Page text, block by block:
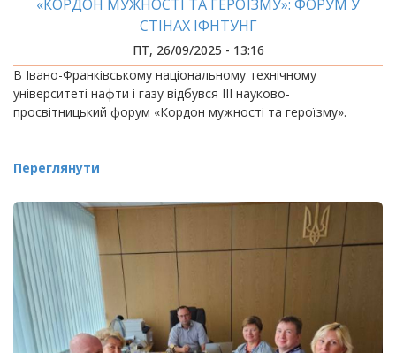
«КОРДОН МУЖНОСТІ ТА ГЕРОЇЗМУ»: ФОРУМ У
СТІНАХ ІФНТУНГ
ПТ, 26/09/2025 - 13:16
В Івано-Франківському національному технічному
університеті нафти і газу відбувся ІІІ науково-
просвітницький форум «Кордон мужності та героїзму».
Переглянути